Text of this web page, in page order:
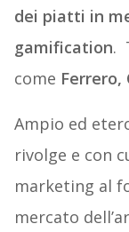
dei piatti in
gamification.
come Ferrero,
Ampio ed
rivolge e con
marketing al
mercato